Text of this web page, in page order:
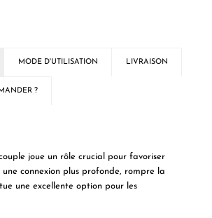
MODE D'UTILISATION LIVRAISON
?
joue un rôle crucial pour favoriser
une connexion plus profonde, rompre la
une excellente option pour les